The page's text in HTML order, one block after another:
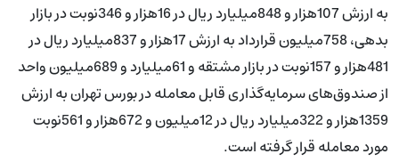
به ارزش 107هزار و 848میلیارد ریال در 16هزار و 346نوبت در بازار
بدهی، 758میلیون قرارداد به ارزش 17هزار و 837میلیارد ریال در
481هزار و 157نوبت در بازار مشتقه و 61میلیارد و 689میلیون واحد
از صندوق‌های سرمایه‌گذاری قابل معامله در بورس تهران به ارزش
1359هزار و 322میلیارد ریال در 12میلیون و 672هزار و 561نوبت
مورد معامله قرار گرفته است.